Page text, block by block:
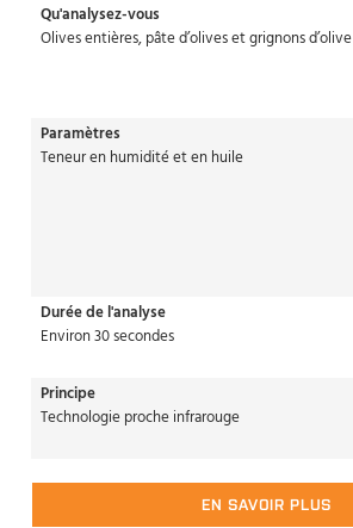
Qu'analysez-vous
Olives entières, pâte d’olives et grignons d’olive
Paramètres
Teneur en humidité et en huile
Durée de l'analyse
Environ 30 secondes
Principe
Technologie proche infrarouge
EN SAVOIR PLUS